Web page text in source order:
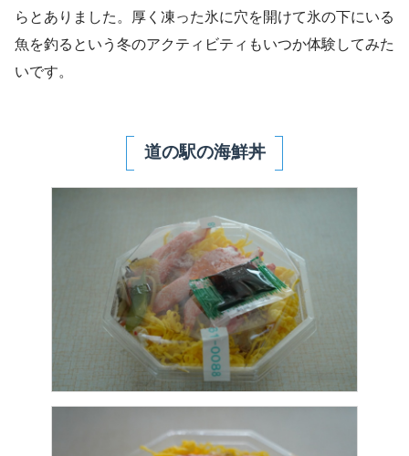
らとありました。厚く凍った氷に穴を開けて氷の下にいる
魚を釣るという冬のアクティビティもいつか体験してみた
いです。
道の駅の海鮮丼